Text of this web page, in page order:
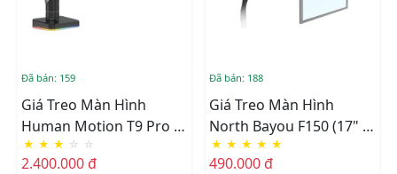
Đã bán: 159
Giá Treo Màn Hình
Human Motion T9 Pro II
RGB(23" - 43")
★ ★ ★ ☆ ☆
2.400.000 đ
Đã bán: 188
Giá Treo Màn Hình
North Bayou F150 (17" -
35")
★ ★ ★ ★ ★
490.000 đ